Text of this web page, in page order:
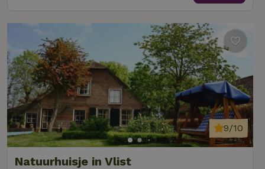
Natuurhuisje in Vlist
9/10